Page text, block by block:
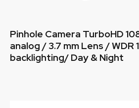
Pinhole Camera TurboHD
analog / 3.7 mm Lens / WDR
backlighting/ Day & Night